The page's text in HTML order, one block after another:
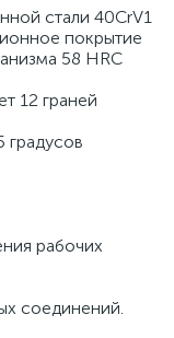
стали 40CrV1
покрытие
58 HRС
12 граней
градусов
рабочих
соединений.